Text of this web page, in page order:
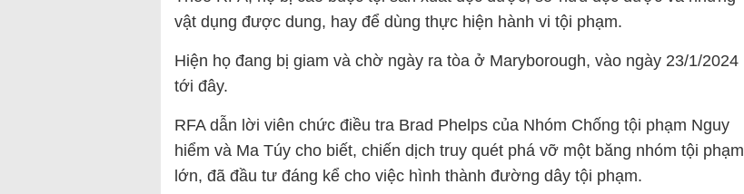
vật dụng được dung, hay để dùng thực hiện hành vi tội phạm.
Hiện họ đang bị giam và chờ ngày ra tòa ở Maryborough, vào ngày 23/1/2024
tới đây.
RFA dẫn lời viên chức điều tra Brad Phelps của Nhóm Chống tội phạm Nguy
hiểm và Ma Túy cho biết, chiến dịch truy quét phá vỡ một băng nhóm tội phạm
lớn, đã đầu tư đáng kể cho việc hình thành đường dây tội phạm.